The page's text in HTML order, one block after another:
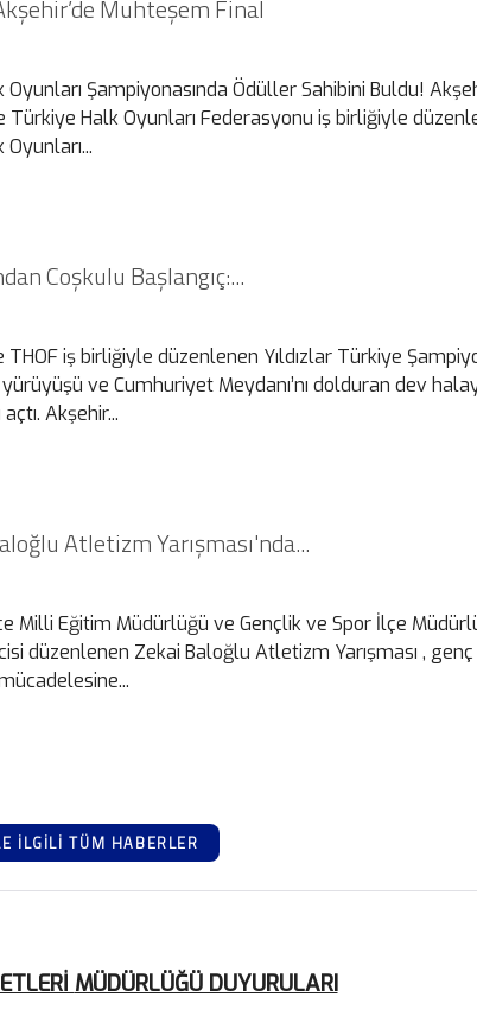
Muhteşem Final
Oyunları Şampiyonasında Ödüller Sahibini Buldu!
Türkiye Halk Oyunları Federasyonu iş birliğiyle
Coşkulu Başlangıç:...
iş birliğiyle düzenlenen Yıldızlar Türkiye
ve Cumhuriyet Meydanı’nı dolduran dev
Akşehir...
Atletizm Yarışması'nda...
Milli Eğitim Müdürlüğü ve Gençlik ve Spor İlçe
düzenlenen Zekai Baloğlu Atletizm Yarışması , genç
İLGİLİ TÜM HABERLER
MÜDÜRLÜĞÜ DUYURULARI